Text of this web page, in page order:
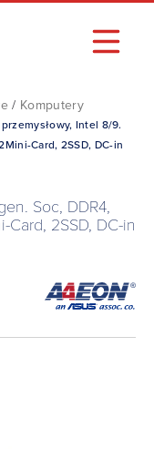
/ Komputery
Intel 8/9.
Card, 2SSD, DC-in
Soc, DDR4,
Card, 2SSD, DC-in